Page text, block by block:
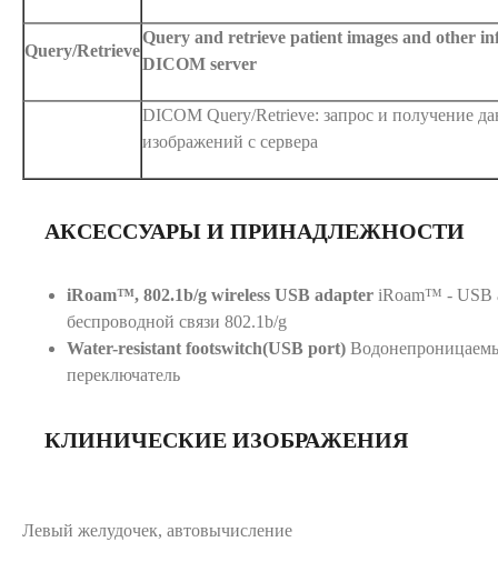
Query/Retrieve
Query and retrieve patient images and other
DICOM server
DICOM Query/Retrieve: запрос и получение
изображений с сервера
АКСЕССУАРЫ И ПРИНАДЛЕЖНОСТИ
iRoam™, 802.1b/g wireless USB adapter iRoam™ - USB
беспроводной связи 802.1b/g
Water-resistant footswitch(USB port)
переключатель
КЛИНИЧЕСКИЕ ИЗОБРАЖЕНИЯ
Левый желудочек, автовычисление